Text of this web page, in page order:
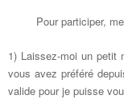
Pour participer,
1) Laissez-moi un petit
vous avez préféré
valide pour je puisse